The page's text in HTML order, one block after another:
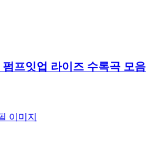
프잇업 라이즈 수록곡 모음